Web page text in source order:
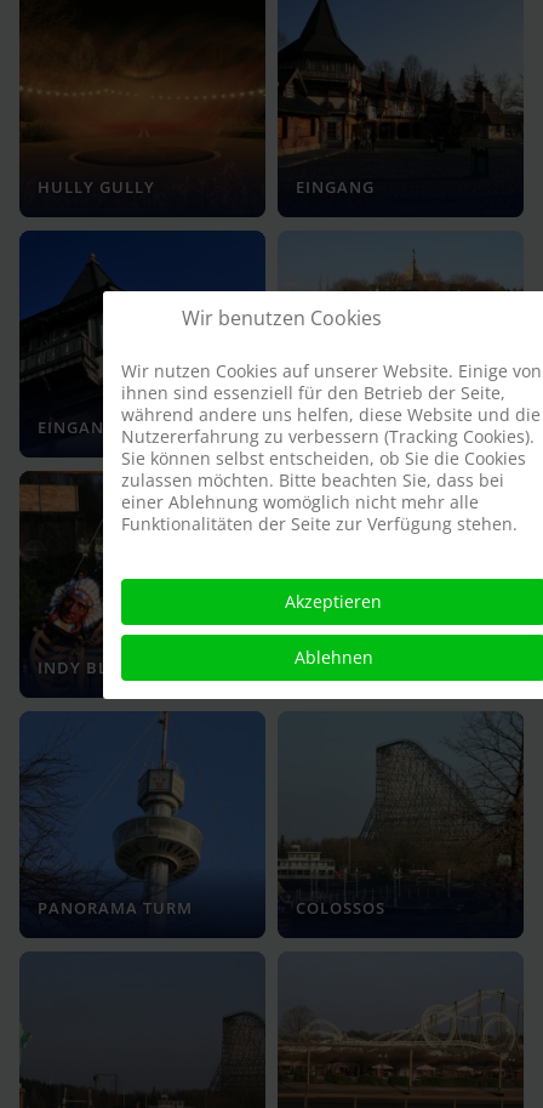
HULLY GULLY EINGANG
EINGANG
WIENER
PFERDEKARUSSELL
INDY BLITZ INDY BLITZ
PANORAMA TURM COLOSSOS
Wir benutzen Cookies
Wir nutzen Cookies auf unserer Website. Einige von
ihnen sind essenziell für den Betrieb der Seite,
während andere uns helfen, diese Website und die
Nutzererfahrung zu verbessern (Tracking Cookies).
Sie können selbst entscheiden, ob Sie die Cookies
zulassen möchten. Bitte beachten Sie, dass bei
einer Ablehnung womöglich nicht mehr alle
Funktionalitäten der Seite zur Verfügung stehen.
Akzeptieren
Ablehnen